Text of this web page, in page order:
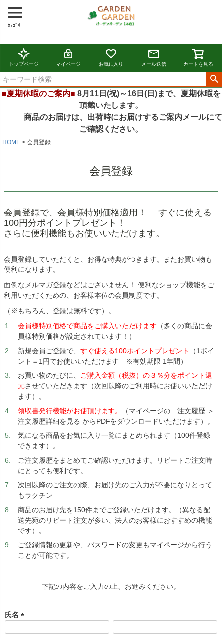
ｶﾃｺﾞﾘ
トップページ マイページ お気に入り メール送信 カートを見る
■夏期休暇のご案内■ 8月11日(祝)～16日(日)まで、夏期休暇を
頂戴いたします。
商品のお届けは、出荷時にお届けするご案内メールにて
ご確認ください。
HOME 会員登録
会員登録
会員登録で、会員様特別価格適用！ すぐに使える
100円分ポイントプレゼント！
さらに便利機能もお使いいただけます。
会員登録していただくと、お得な特典がつきます。またお買い物も
便利になります。
面倒なメルマガ登録などはございません！ 便利なショップ機能をご
利用いただくための、お客様本位の会員制度です。
（※もちろん、登録は無料です）。
会員様特別価格で商品をご購入いただけます （多くの商品に会
員様特別価格が設定されています！）
新規会員ご登録で、 すぐ使える100ポイントプレゼント
（1ポイ
ント＝1円でお使いいただけます ※有効期限 1年間）
お買い物のたびに、 ご購入金額（税抜）の３％分をポイント還
元させていただきます（次回以降のご利用時にお使いいただけ
ます）。
領収書発行機能がお使頂けます。
（マイページの 注文履歴 ＞
注文履歴詳細を見る からPDFをダウンロードいただけます）。
気になる商品をお気に入り一覧にまとめられます（100件登録
できます）。
ご注文履歴をまとめてご確認いただけます。リピートご注文時
にとっても便利です。
次回以降のご注文の際、お届け先のご入力が不要になりとって
もラクチン！
商品のお届け先を150件までご登録いただけます。（異なる配
送先宛のリピート注文が多い、法人のお客様におすすめの機能
です）。
ご登録情報の更新や、パスワードの変更もマイページから行う
ことが可能です。
下記の内容をご入力の上、お進みください。
氏名